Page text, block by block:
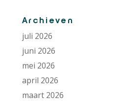
Archieven
juli 2026
juni 2026
mei 2026
april 2026
maart 2026